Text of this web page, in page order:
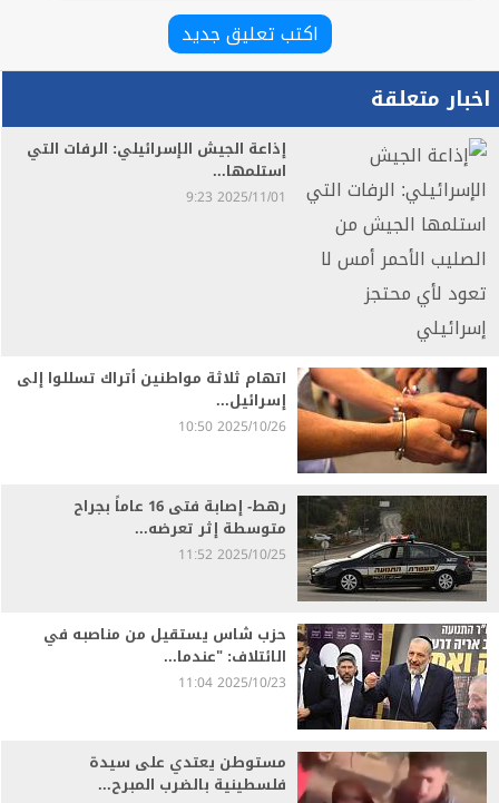
اكتب تعليق جديد
اخبار متعلقة
إذاعة الجيش الإسرائيلي: الرفات التي
استلمها...
2025/11/01 9:23
اتهام ثلاثة مواطنين أتراك تسللوا إلى
إسرائيل...
2025/10/26 10:50
رهط- إصابة فتى 16 عاماً بجراح
متوسطة إثر تعرضه...
2025/10/25 11:52
حزب شاس يستقيل من مناصبه في
الائتلاف: "عندما...
2025/10/23 11:04
مستوطن يعتدي على سيدة
فلسطينية بالضرب المبرح...